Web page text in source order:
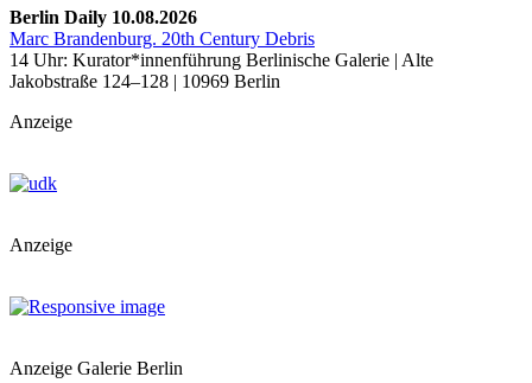
Berlin Daily 10.08.2026
Marc Brandenburg. 20th Century Debris
14 Uhr: Kurator*innenführung Berlinische Galerie | Alte
Jakobstraße 124–128 | 10969 Berlin
Anzeige
Anzeige
Anzeige Galerie Berlin